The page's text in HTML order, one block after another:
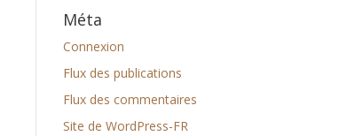
Méta
Connexion
Flux des publications
Flux des commentaires
Site de WordPress-FR